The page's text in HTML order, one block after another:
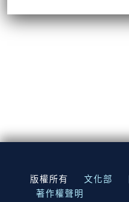
:::
版權所有 文化部
著作權聲明